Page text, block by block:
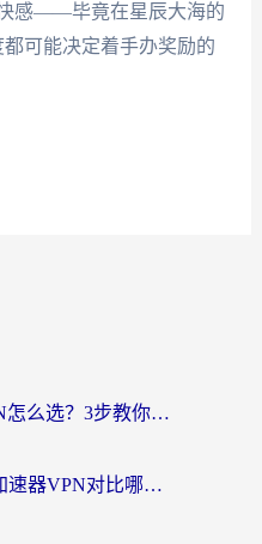
感——毕竟在星辰大海的
可能决定着手办奖励的
从墨西哥回国内的VPN怎么选？3步教你无缝刷剧、玩国服游戏
ChickCN VPN和番茄加速器VPN对比哪个回国效果更好？海外党亲测后的真实答案